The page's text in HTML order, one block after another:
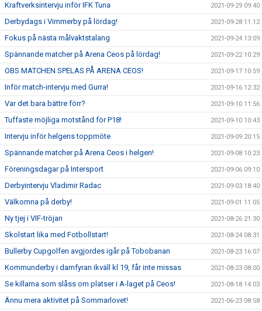
Kraftverksintervju inför IFK Tuna 2021-09-29 09:40
Derbydags i Vimmerby på lördag! 2021-09-28 11:12
Fokus på nästa målvaktstalang 2021-09-24 13:09
Spännande matcher på Arena Ceos på lördag! 2021-09-22 10:29
OBS MATCHEN SPELAS PÅ ARENA CEOS! 2021-09-17 10:59
Inför match-intervju med Gurra! 2021-09-16 12:32
Var det bara bättre förr? 2021-09-10 11:56
Tuffaste möjliga motstånd för P18! 2021-09-10 10:43
Intervju inför helgens toppmöte 2021-09-09 20:15
Spännande matcher på Arena Ceos i helgen! 2021-09-08 10:23
Föreningsdagar på Intersport 2021-09-06 09:10
Derbyintervju Vladimir Radac 2021-09-03 18:40
Välkomna på derby! 2021-09-01 11:05
Ny tjej i VIF-tröjan 2021-08-26 21:30
Skolstart lika med Fotbollstart! 2021-08-24 08:31
Bullerby Cupgolfen avgjordes igår på Tobobanan 2021-08-23 16:07
Kommunderby i damfyran ikväll kl 19, får inte missas 2021-08-23 08:00
Se killarna som slåss om platser i A-laget på Ceos! 2021-08-18 14:03
Ännu mera aktivitet på Sommarlovet! 2021-06-23 08:58